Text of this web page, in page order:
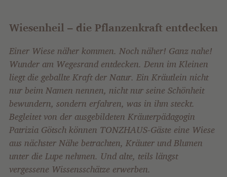
Wiesenheil – die Pflanzenkraft entdecken
Einer Wiese näher kommen. Noch näher! Ganz nahe!
Wunder am Wegesrand entdecken. Denn im Kleinen
liegt die geballte Kraft der Natur. Ein Kräutlein nicht
nur beim Namen nennen, nicht nur seine Schönheit
bewundern, sondern erfahren, was in ihm steckt.
Begleitet von der ausgebildeten Kräuterpädagogin
Patrizia Götsch können TONZHAUS-Gäste eine Wiese
aus nächster Nähe betrachten, Kräuter und Blumen
unter die Lupe nehmen. Und alte, teils längst
vergessene Wissensschätze erwerben.